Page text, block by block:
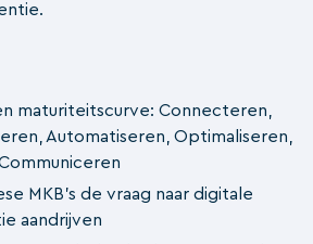
maturiteitscurve: Connecteren,
Automatiseren, Optimaliseren,
MKB's de vraag naar digitale
aandrijven